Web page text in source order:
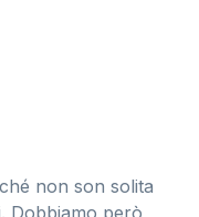
non son solita